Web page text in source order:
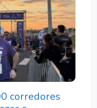
corredores